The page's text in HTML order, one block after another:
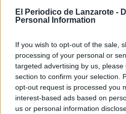
El Periodico de Lanzarote -
Personal Information
If you wish to opt-out of the sale,
processing of your personal or
targeted advertising by us,
section to confirm your selection.
opt-out request is processed you
interest-based ads based on
us or personal information
“Desde el Movimiento
Tinajo exigimos al señor Machín y
promesas de inversiones que
tuvieron intención de ejecutar.
Asimismo, les instamos a asumir
responsabilidad, tomarse en
gestión de los recursos públicos y
gobernar para el beneficio de toda
ciudadanía. No se puede justificar